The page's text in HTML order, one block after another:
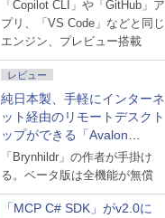
「Copilot CLI」や「GitHub」ア
プリ、「VS Code」などと同じ
エンジン、プレビュー搭載
レビュー
純日本製、手軽にインターネ
ット経由のリモートデスクト
ップができる「Avalon
remote」
「Brynhildr」の作者が手掛け
る。ベータ版は全機能が無償
「MCP C# SDK」がv2.0に